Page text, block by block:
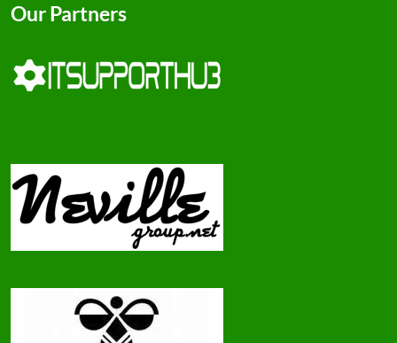
Our Partners